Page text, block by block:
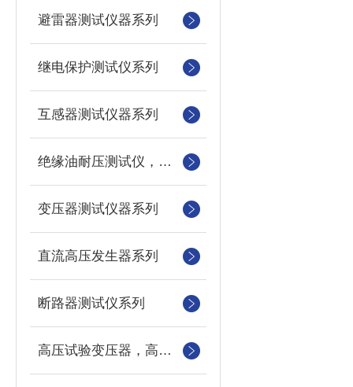
避雷器测试仪器系列
继电保护测试仪系列
互感器测试仪器系列
绝缘油耐压测试仪，绝缘油介电强度测试仪，油杯
变压器测试仪器系列
直流高压发生器系列
断路器测试仪系列
高压试验变压器，高压测量仪，数字微安表